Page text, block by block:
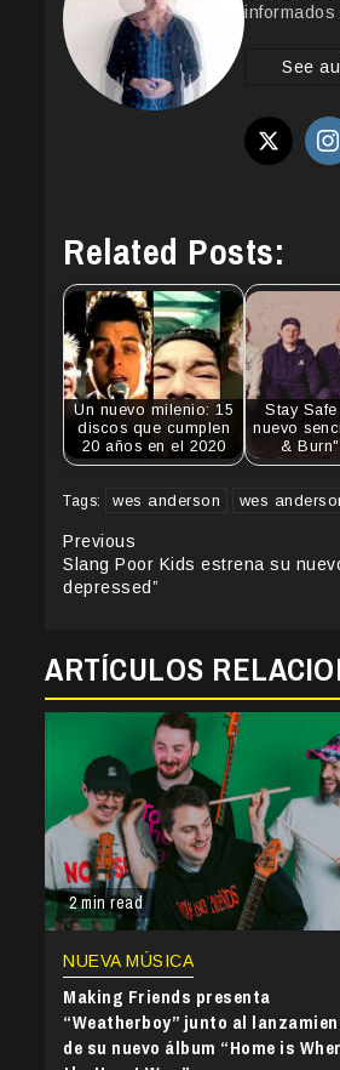
See
Related Posts:
Un nuevo milenio: 15
discos que cumplen
20 años en el 2020
Stay
nuevo
&
Tags: wes anderson wes
Continue
Reading
Previous
Slang Poor Kids estrena su
depressed”
ARTÍCULOS
2 min read
NUEVA MÚSICA
Making Friends presenta
“Weatherboy” junto al
de su nuevo álbum “Home is